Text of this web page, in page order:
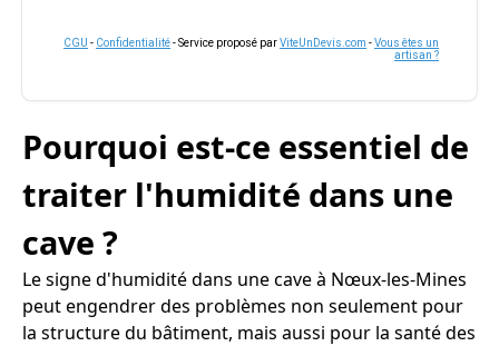
CGU - Confidentialité- Service proposé parViteUnDevis.com -Vous êtes un
artisan ?
Pourquoi est-ce essentiel de
traiter l'humidité dans une
cave ?
Le signe d'humidité dans une cave à Nœux-les-Mines
peut engendrer des problèmes non seulement pour
la structure du bâtiment, mais aussi pour la santé des